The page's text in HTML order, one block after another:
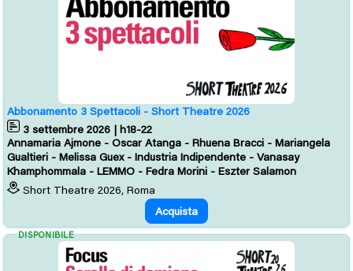
Abbonamento 3 Spettacoli - Short Theatre 2026
3 settembre 2026 | h18-22
Annamaria Ajmone - Oscar Atanga - Rhuena Bracci - Mariangela
Gualtieri - Melissa Guex - Industria Indipendente - Vanasay
Khamphommala - LEMMO - Fedra Morini - Eszter Salamon
Short Theatre 2026, Roma
Acquista
DISPONIBILE